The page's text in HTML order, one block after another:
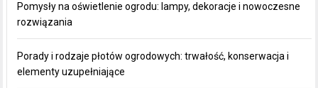
Pomysły na oświetlenie ogrodu: lampy, dekoracje i nowoczesne
rozwiązania
Porady i rodzaje płotów ogrodowych: trwałość, konserwacja i
elementy uzupełniające